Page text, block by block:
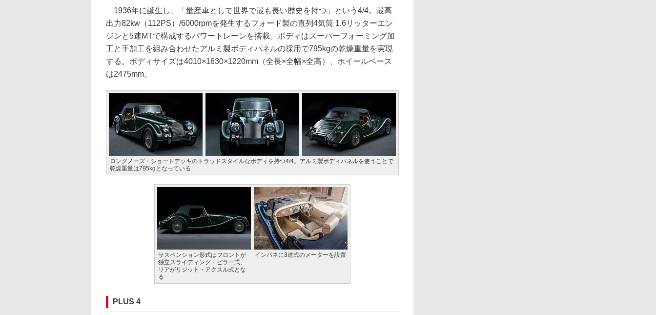
1936年に誕生し、「量産車として世界で最も長い歴史を持つ」という4/4。最高
出力82kw（112PS）/6000rpmを発生するフォード製の直列4気筒 1.6リッターエン
ジンと5速MTで構成するパワートレーンを搭載。ボディはスーパーフォーミング加
工と手加工を組み合わせたアルミ製ボディパネルの採用で795kgの乾燥重量を実現
する。ボディサイズは4010×1630×1220mm（全長×全幅×全高）、ホイールベース
は2475mm。
ロングノーズ・ショートデッキのトラッドスタイルなボディを持つ4/4。アルミ製ボディパネルを使うことで
乾燥重量は795kgとなっている
サスペンション形式はフロントが
独立スライディング・ピラー式、
リアがリジット・アクスル式とな
る
インパネに3連式のメーターを設置
PLUS 4